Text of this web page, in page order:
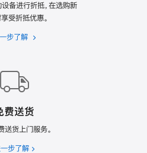
备进行折抵，在选购新
受折抵优惠。
步了解
Apple
划
费送货
送货上门服务。
步了解 免